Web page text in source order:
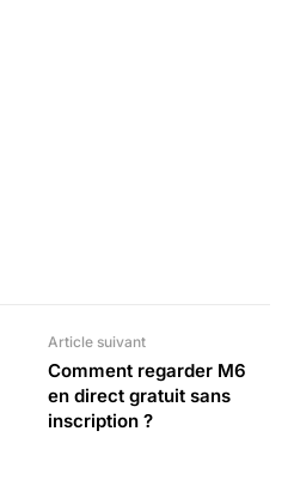
Article suivant
Comment regarder M6
en direct gratuit sans
inscription ?